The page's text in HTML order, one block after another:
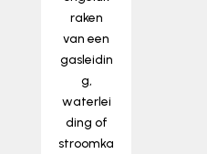
raken
van een
gasleidin
g,
waterlei
ding of
stroomka